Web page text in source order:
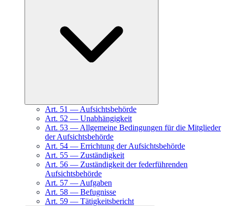
Art. 51 — Aufsichtsbehörde
Art. 52 — Unabhängigkeit
Art. 53 — Allgemeine Bedingungen für die Mitglieder
der Aufsichtsbehörde
Art. 54 — Errichtung der Aufsichtsbehörde
Art. 55 — Zuständigkeit
Art. 56 — Zuständigkeit der federführenden
Aufsichtsbehörde
Art. 57 — Aufgaben
Art. 58 — Befugnisse
Art. 59 — Tätigkeitsbericht